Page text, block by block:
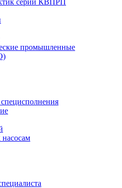
серии КВПРП
промышленные